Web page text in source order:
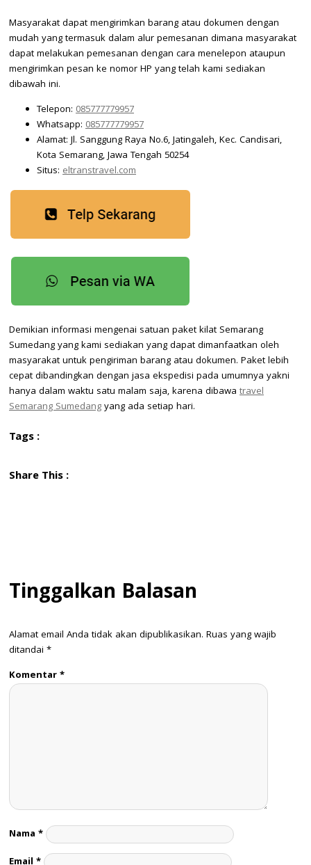
Masyarakat dapat mengirimkan barang atau dokumen dengan
mudah yang termasuk dalam alur pemesanan dimana masyarakat
dapat melakukan pemesanan dengan cara menelepon ataupun
mengirimkan pesan ke nomor HP yang telah kami sediakan
dibawah ini.
Telepon: 085777779957
Whatsapp: 085777779957
Alamat: Jl. Sanggung Raya No.6, Jatingaleh, Kec. Candisari,
Kota Semarang, Jawa Tengah 50254
Situs: eltranstravel.com
Demikian informasi mengenai satuan paket kilat Semarang
Sumedang yang kami sediakan yang dapat dimanfaatkan oleh
masyarakat untuk pengiriman barang atau dokumen. Paket lebih
cepat dibandingkan dengan jasa ekspedisi pada umumnya yakni
hanya dalam waktu satu malam saja, karena dibawa travel
Semarang Sumedangyang ada setiap hari.
Tags :
Share This :
Tinggalkan Balasan
Alamat email Anda tidak akan dipublikasikan. Ruas yang wajib
ditandai *
Komentar*
Nama *